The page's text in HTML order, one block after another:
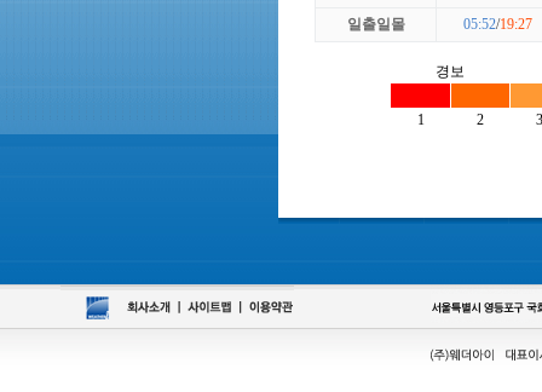
일출일몰
05:52/19:27
경보
1 2 3